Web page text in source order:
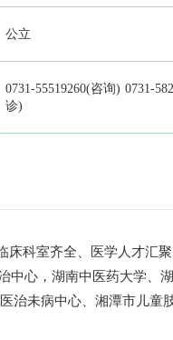
公立
0731-55519260(咨询) 0731-
诊)
科室齐全、医学人才汇聚
中心，湖南中医药大学、
治未病中心、湘潭市儿童